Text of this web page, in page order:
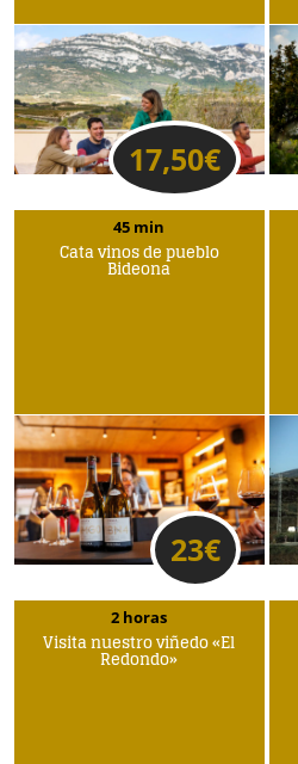
17,50€
45 min
Cata vinos de pueblo
Bideona
23€
2 horas
Visita nuestro viñedo «El
Redondo»